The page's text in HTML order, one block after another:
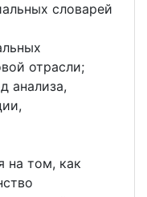
словарей
отрасли;
анализа,
на том, как